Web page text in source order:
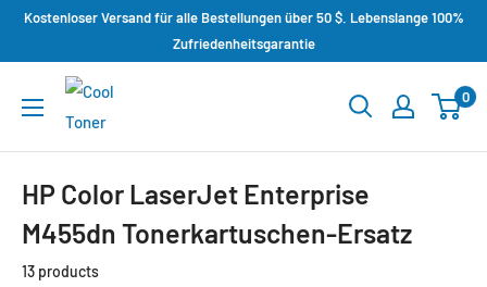
Kostenloser Versand für alle Bestellungen über 50 $. Lebenslange 100%
Zufriedenheitsgarantie
0
HP Color LaserJet Enterprise
M455dn Tonerkartuschen-Ersatz
13 products